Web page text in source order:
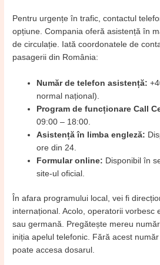
Pentru urgențe în trafic, contactul
opțiune. Compania oferă asistență în
de circulație. Iată coordonatele de
pasagerii din România:
Număr de telefon asistență:
normal național).
Program de funcționare Call
09:00 – 18:00.
Asistență în limba engleză:
ore din 24.
Formular online: Disponibil în
site-ul oficial.
În afara programului local, vei fi
internațional. Acolo, operatorii vorbesc
sau germană. Pregătește mereu
iniția apelul telefonic. Fără acest
poate accesa dosarul.